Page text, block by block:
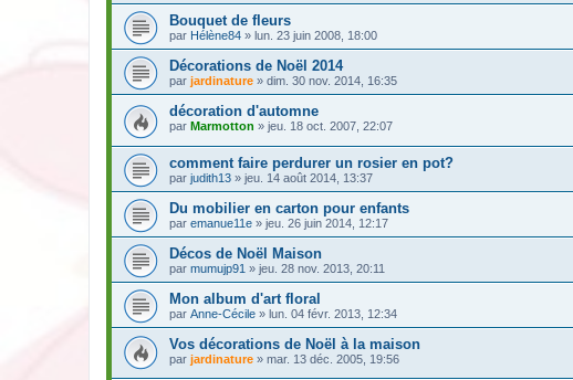
Bouquet de fleurs
par Hélène84 » lun. 23 juin 2008, 18:00
Décorations de Noël 2014
par jardinature » dim. 30 nov. 2014, 16:35
décoration d'automne
par Marmotton » jeu. 18 oct. 2007, 22:07
comment faire perdurer un rosier en pot?
par judith13 » jeu. 14 août 2014, 13:37
Du mobilier en carton pour enfants
par emanue11e » jeu. 26 juin 2014, 12:17
Décos de Noël Maison
par mumujp91 » jeu. 28 nov. 2013, 20:11
Mon album d'art floral
par Anne-Cécile » lun. 04 févr. 2013, 12:34
Vos décorations de Noël à la maison
par jardinature » mar. 13 déc. 2005, 19:56